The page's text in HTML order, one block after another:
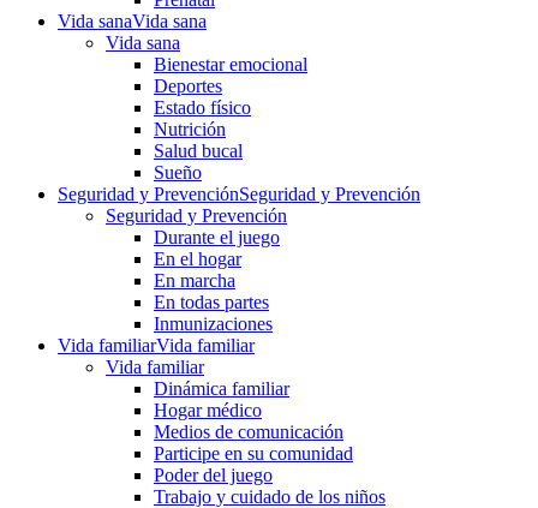
Vida sanaVida sana
Vida sana
Bienestar emocional
Deportes
Estado físico
Nutrición
Salud bucal
Sueño
Seguridad y PrevenciónSeguridad y Prevención
Seguridad y Prevención
Durante el juego
En el hogar
En marcha
En todas partes
Inmunizaciones
Vida familiarVida familiar
Vida familiar
Dinámica familiar
Hogar médico
Medios de comunicación
Participe en su comunidad
Poder del juego
Trabajo y cuidado de los niños